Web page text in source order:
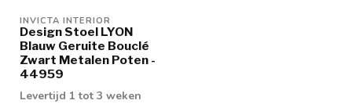
INVICTA INTERIOR
Design Stoel LYON
Blauw Geruite Bouclé
Zwart Metalen Poten -
44959
Levertijd 1 tot 3 weken